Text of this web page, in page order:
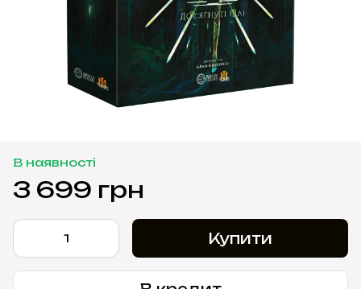
В наявності
3 699 грн
Купити